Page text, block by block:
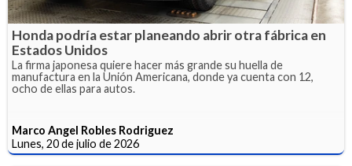
Honda podría estar planeando abrir otra fábrica en
Estados Unidos
La firma japonesa quiere hacer más grande su huella de
manufactura en la Unión Americana, donde ya cuenta con 12,
ocho de ellas para autos.
Marco Angel Robles Rodriguez
Lunes, 20 de julio de 2026